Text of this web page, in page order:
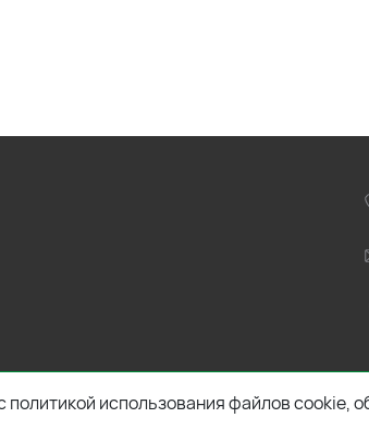
использования файлов cookie,